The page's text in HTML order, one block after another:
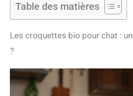
Table des matières
Les croquettes bio pour chat :
?